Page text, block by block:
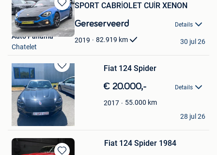
Bewaren
in
Mijn
Favorieten
SPORT CABRİOLET CUİR XENON
Gereserveerd Details
2019 82.919 km
Auto Panama
Chatelet
30 jul 26
Bewaren
in
Mijn
Favorieten
Fiat 124 Spider
€ 20.000,- Details
2017 55.000 km
COURTOIS IVAN
Rognee
28 jul 26
Fiat 124 Spider 1984